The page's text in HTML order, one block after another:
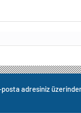
adresiniz